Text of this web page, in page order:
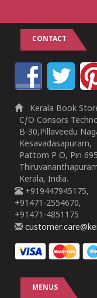
CONTACT
Kerala Book
C/O Consors
B-30,Pillaveedu
Kesavadasapuram,
Pattom P O, Pin
Kerala, India.
+919447945175,
+91471-2554670,
+91471-4851175
MENUS